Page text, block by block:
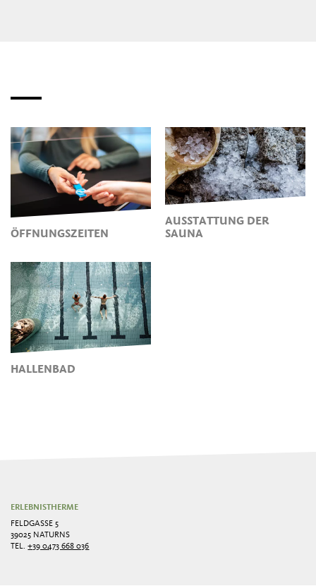
ÖFFNUNGSZEITEN
AUSSTATTUNG DER
SAUNA
HALLENBAD
ERLEBNISTHERME
FELDGASSE 5
39025 NATURNS
TEL.+39 0473 668 036